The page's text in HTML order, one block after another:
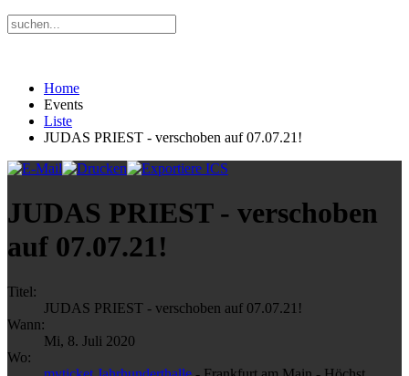
Home
Events
Liste
JUDAS PRIEST - verschoben auf 07.07.21!
JUDAS PRIEST - verschoben
auf 07.07.21!
Titel:
JUDAS PRIEST - verschoben auf 07.07.21!
Wann:
Mi, 8. Juli 2020
Wo: